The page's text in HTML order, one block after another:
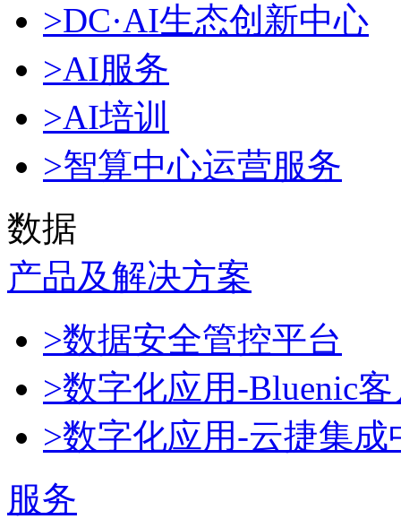
>DC·AI生态创新中心
>AI服务
>AI培训
>智算中心运营服务
数据
产品及解决方案
>数据安全管控平台
>数字化应用-Bluenic
>数字化应用-云捷集成
服务